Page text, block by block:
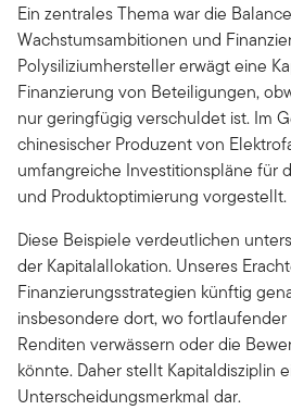
Ein zentrales Thema war die
Wachstumsambitionen und
Polysiliziumhersteller erwägt eine
Finanzierung von Beteiligungen,
nur geringfügig verschuldet ist. Im
chinesischer Produzent von
umfangreiche Investitionspläne für
und Produktoptimierung vorgestellt.
Diese Beispiele verdeutlichen
der Kapitalallokation. Unseres
Finanzierungsstrategien künftig
insbesondere dort, wo
Renditen verwässern oder die
könnte. Daher stellt Kapitaldisziplin
Unterscheidungsmerkmal dar.